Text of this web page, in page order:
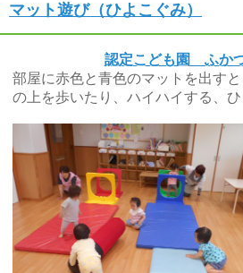
マット遊び（ひよこぐみ）
認定こども園 ふか
部屋に赤色と青色のマットを出す
の上を歩いたり、ハイハイする、ひ